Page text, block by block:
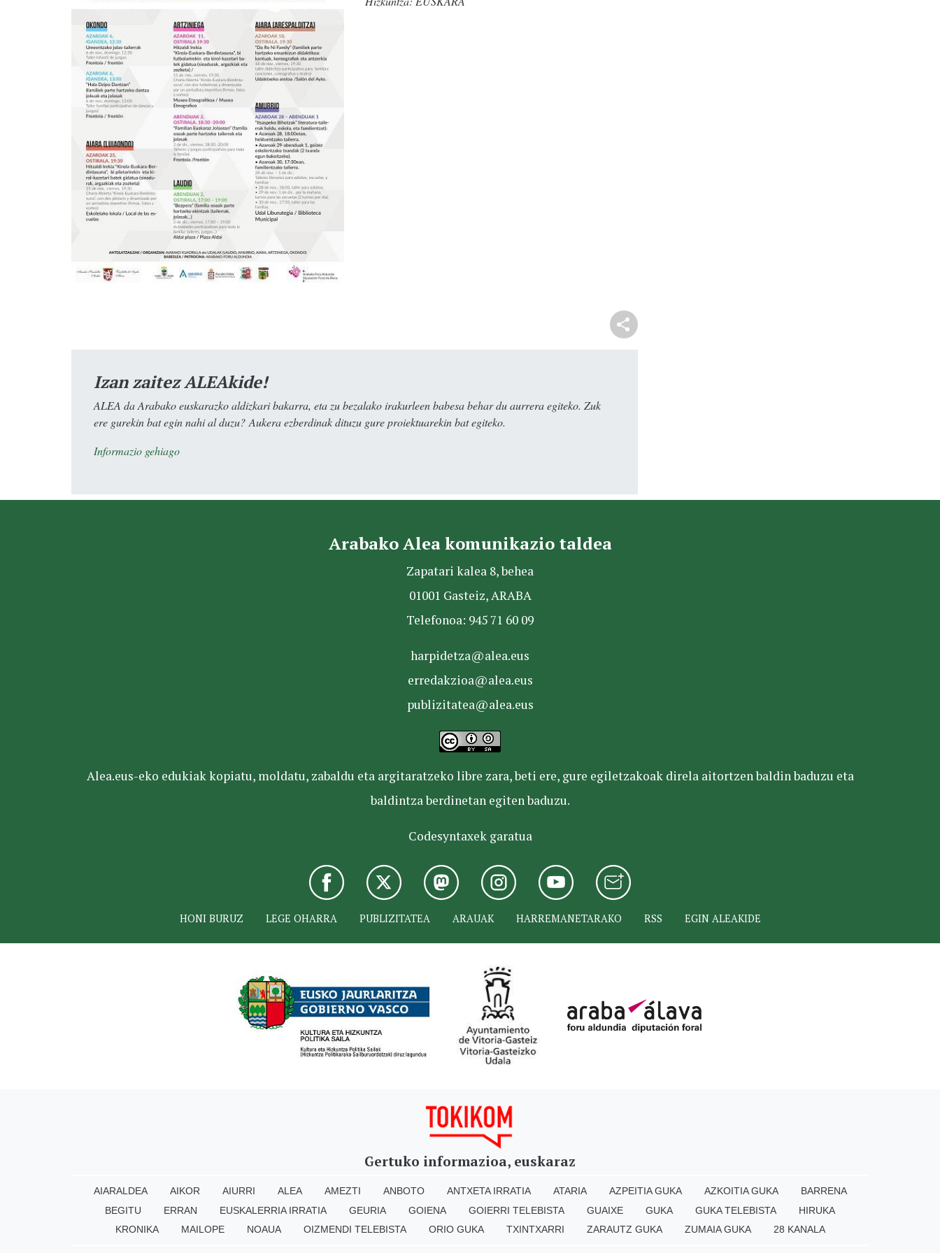
Izan zaitez ALEAkide!
ALEA da Arabako euskarazko aldizkari bakarra, eta zu bezalako irakurleen babesa behar du aurrera egiteko. Zuk
ere gurekin bat egin nahi al duzu? Aukera ezberdinak dituzu gure proiektuarekin bat egiteko.
Informazio gehiago
Arabako Alea komunikazio taldea
Zapatari kalea 8, behea
01001 Gasteiz, ARABA
Telefonoa: 945 71 60 09
harpidetza@alea.eus
erredakzioa@alea.eus
publizitatea@alea.eus
Alea.eus-eko edukiak kopiatu, moldatu, zabaldu eta argitaratzeko libre zara, beti ere, gure egiletzakoak direla aitortzen baldin baduzu eta
baldintza berdinetan egiten baduzu.
Codesyntaxek garatua
HONI BURUZ LEGE OHARRA PUBLIZITATEA ARAUAK HARREMANETARAKO RSS EGIN ALEAKIDE
Gertuko informazioa, euskaraz
AIARALDEA AIKOR AIURRI ALEA AMEZTI ANBOTO ANTXETA IRRATIA ATARIA AZPEITIA GUKA AZKOITIA GUKA
BARRENA
BEGITU
ERRAN EUSKALERRIA IRRATIA GEURIA GOIENA GOIERRI TELEBISTA GUAIXE GUKA GUKA TELEBISTA
HIRUKA
KRONIKA
MAILOPE NOAUA OIZMENDI TELEBISTA ORIO GUKA TXINTXARRI ZARAUTZ GUKA ZUMAIA GUKA 28 KANALA